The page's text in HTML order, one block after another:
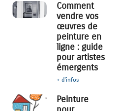
Comment
vendre vos
œuvres de
peinture en
ligne : guide
pour artistes
émergents
+ d'infos
Peinture